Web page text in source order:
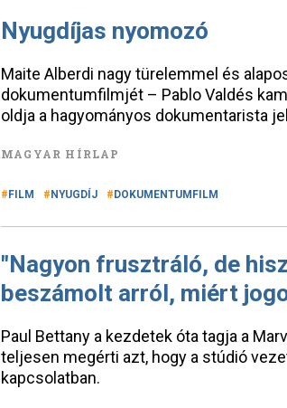
Nyugdíjas nyomozó
Maite Alberdi nagy türelemmel és
dokumentumfilmjét – Pablo Valdés
oldja a hagyományos dokumentarista
MAGYAR HÍRLAP
FILM NYUGDÍJ DOKUMENTUMFILM
"Nagyon frusztráló, de
beszámolt arról, miért
Paul Bettany a kezdetek óta tagja a
teljesen megérti azt, hogy a stúdió
kapcsolatban.